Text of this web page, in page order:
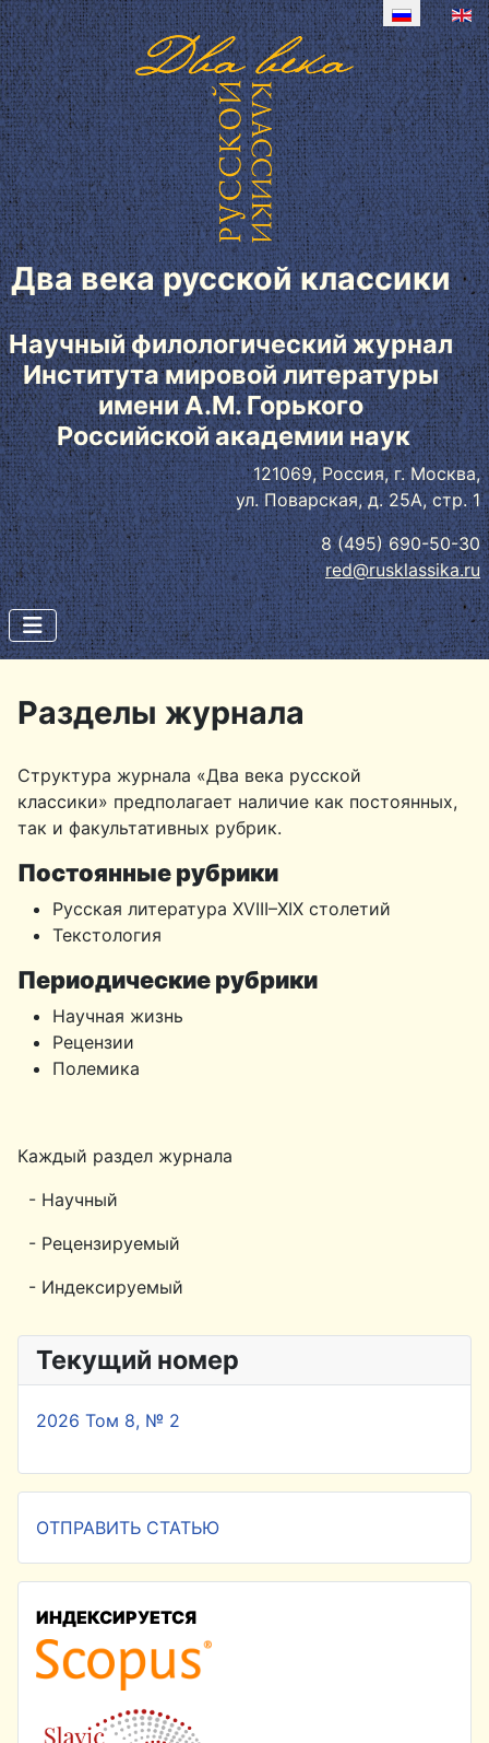
Два века русской классики
Научный филологический журнал
Института мировой литературы
имени А.М. Горького
Российской академии наук
121069, Россия, г. Москва,
ул. Поварская, д. 25А, стр. 1
8 (495) 690-50-30
red@rusklassika.ru
Разделы журнала
Структура журнала «Два века русской
классики» предполагает наличие как постоянных,
так и факультативных рубрик.
Постоянные рубрики
Русская литература XVIII–XIX столетий
Текстология
Периодические рубрики
Научная жизнь
Рецензии
Полемика
Каждый раздел журнала
- Научный
- Рецензируемый
- Индексируемый
Текущий номер
2026 Том 8, № 2
ОТПРАВИТЬ СТАТЬЮ
ИНДЕКСИРУЕТСЯ